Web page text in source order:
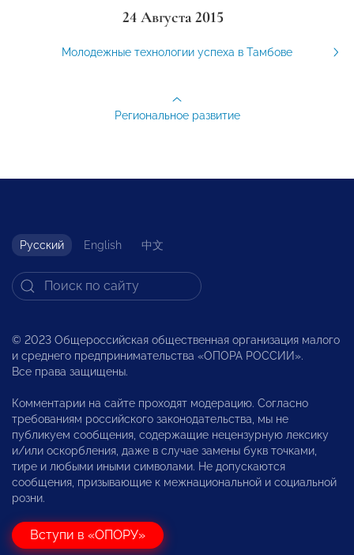
24 Августа 2015
Молодежные технологии успеха в Тамбове
Региональное развитие
Русский English 中文
© 2023 Общероссийская общественная организация малого
и среднего предпринимательства «ОПОРА РОССИИ».
Все права защищены.
Комментарии на сайте проходят модерацию. Согласно
требованиям российского законодательства, мы не
публикуем сообщения, содержащие нецензурную лексику
и/или оскорбления, даже в случае замены букв точками,
тире и любыми иными символами. Не допускаются
сообщения, призывающие к межнациональной и социальной
розни.
Вступи в «ОПОРУ»